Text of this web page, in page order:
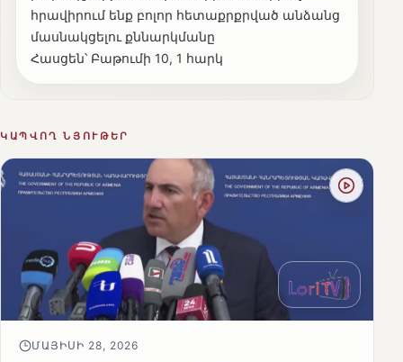
հրավիրում ենք բոլոր հետաքրքրված անձանց
մասնակցելու քննարկմանը
Հասցեն՝ Բաթումի 10, 1 հարկ
ԿԱՊՎՈՂ ՆՅՈՒԹԵՐ
ՄԱՅԻՍԻ 28, 2026